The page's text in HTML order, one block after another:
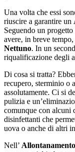
Una volta che essi
riuscire a garantire un
Seguendo un
avere, in breve
Nettuno. In un
riqualificazione degli
Di cosa si tratta?
recupero, sterminio o
assolutamente. Ci si
pulizia e
comunque con alcuni
disinfettanti che
uova o anche di altri
Nell’